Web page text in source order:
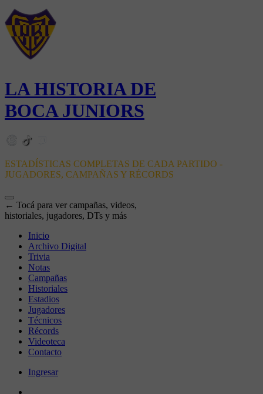
LA HISTORIA DE
BOCA JUNIORS
ESTADÍSTICAS COMPLETAS DE CADA PARTIDO -
JUGADORES, CAMPAÑAS Y RÉCORDS
← Tocá para ver campañas, videos,
historiales, jugadores, DTs y más
Inicio
Archivo Digital
Trivia
Notas
Campañas
Historiales
Estadios
Jugadores
Técnicos
Récords
Videoteca
Contacto
Ingresar